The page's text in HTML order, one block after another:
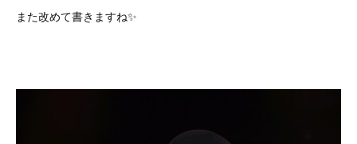
また改めて書きますね✨